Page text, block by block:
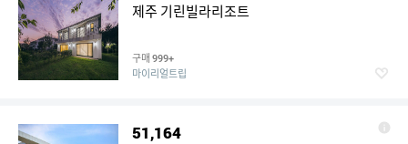
제주 기린빌라리조트
구매 999+
마이리얼트립
51,164